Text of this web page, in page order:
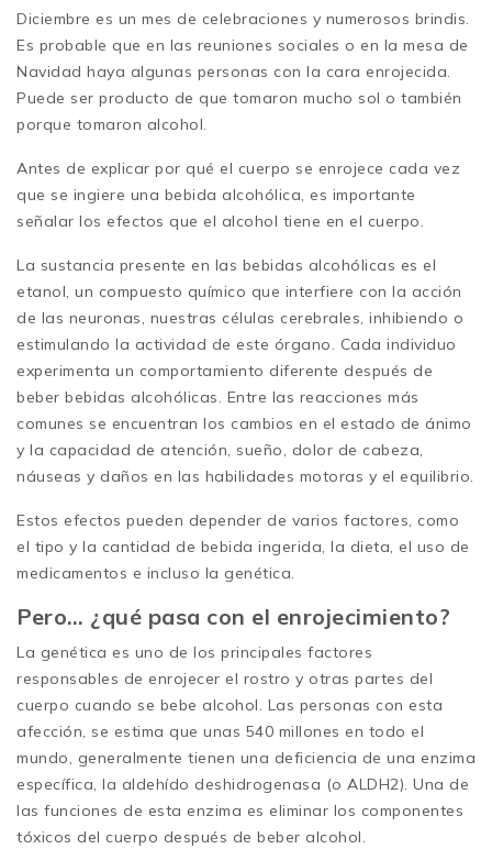
Diciembre es un mes de celebraciones y numerosos brindis.
Es probable que en las reuniones sociales o en la mesa de
Navidad haya algunas personas con la cara enrojecida.
Puede ser producto de que tomaron mucho sol o también
porque tomaron alcohol.
Antes de explicar por qué el cuerpo se enrojece cada vez
que se ingiere una bebida alcohólica, es importante
señalar los efectos que el alcohol tiene en el cuerpo.
La sustancia presente en las bebidas alcohólicas es el
etanol, un compuesto químico que interfiere con la acción
de las neuronas, nuestras células cerebrales, inhibiendo o
estimulando la actividad de este órgano. Cada individuo
experimenta un comportamiento diferente después de
beber bebidas alcohólicas. Entre las reacciones más
comunes se encuentran los cambios en el estado de ánimo
y la capacidad de atención, sueño, dolor de cabeza,
náuseas y daños en las habilidades motoras y el equilibrio.
Estos efectos pueden depender de varios factores, como
el tipo y la cantidad de bebida ingerida, la dieta, el uso de
medicamentos e incluso la genética.
Pero… ¿qué pasa con el enrojecimiento?
La genética es uno de los principales factores
responsables de enrojecer el rostro y otras partes del
cuerpo cuando se bebe alcohol. Las personas con esta
afección, se estima que unas 540 millones en todo el
mundo, generalmente tienen una deficiencia de una enzima
específica, la aldehído deshidrogenasa (o ALDH2). Una de
las funciones de esta enzima es eliminar los componentes
tóxicos del cuerpo después de beber alcohol.